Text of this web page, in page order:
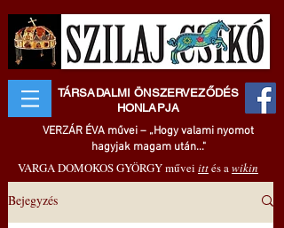
TÁRSADALMI ÖNSZERVEZŐDÉS
HONLAPJA
VERZÁR ÉVA művei – „Hogy valami nyomot
hagyjak magam után..."
VARGA DOMOKOS GYÖRGY művei ittés awikin
Bejegyzés